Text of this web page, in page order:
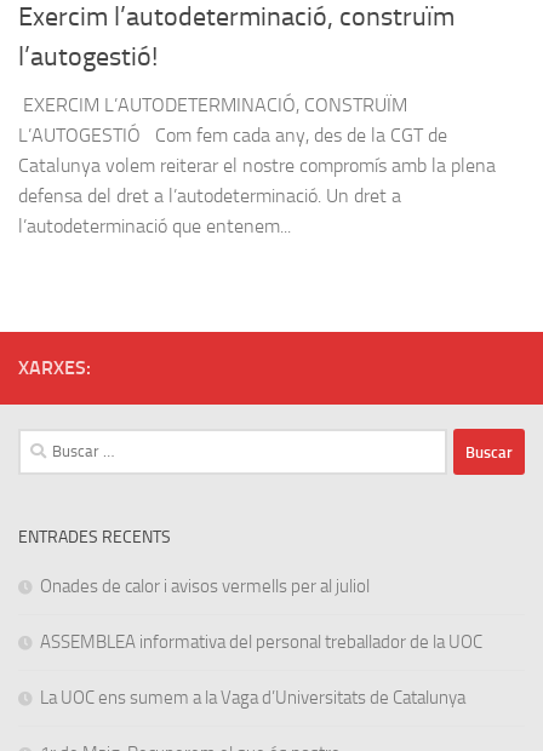
Exercim l’autodeterminació, construïm
l’autogestió!
EXERCIM L’AUTODETERMINACIÓ, CONSTRUÏM
L’AUTOGESTIÓ Com fem cada any, des de la CGT de
Catalunya volem reiterar el nostre compromís amb la plena
defensa del dret a l’autodeterminació. Un dret a
l’autodeterminació que entenem...
XARXES:
Buscar:
ENTRADES RECENTS
Onades de calor i avisos vermells per al juliol
ASSEMBLEA informativa del personal treballador de la UOC
La UOC ens sumem a la Vaga d’Universitats de Catalunya